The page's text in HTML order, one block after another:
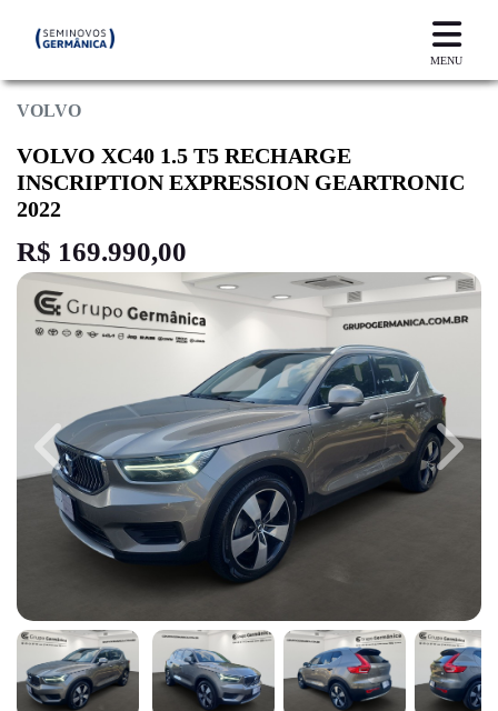
MENU
VOLVO
VOLVO XC40 1.5 T5 RECHARGE
INSCRIPTION EXPRESSION GEARTRONIC
2022
R$ 169.990,00
Previous Next